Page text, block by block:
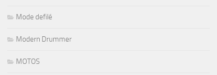
Mode defilé
Modern Drummer
MOTOS